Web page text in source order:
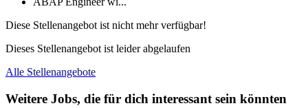
Diese Stellenangebot ist nicht mehr verfügbar!
Dieses Stellenangebot ist leider abgelaufen
Alle Stellenangebote
Weitere Jobs, die für dich interessant sein könnten